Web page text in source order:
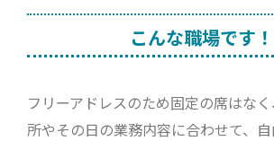
こんな職場です！
フリーアドレスのため固定の席はな
所やその日の業務内容に合わせて、